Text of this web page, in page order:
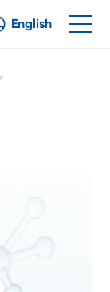
English